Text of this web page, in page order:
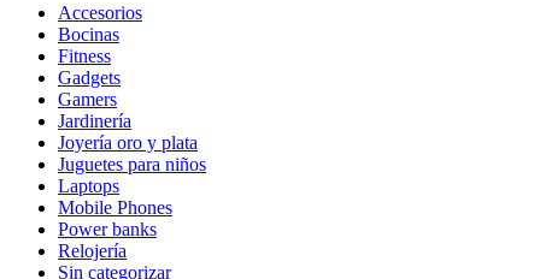
Accesorios
Bocinas
Fitness
Gadgets
Gamers
Jardinería
Joyería oro y plata
Juguetes para niños
Laptops
Mobile Phones
Power banks
Relojería
Sin categorizar